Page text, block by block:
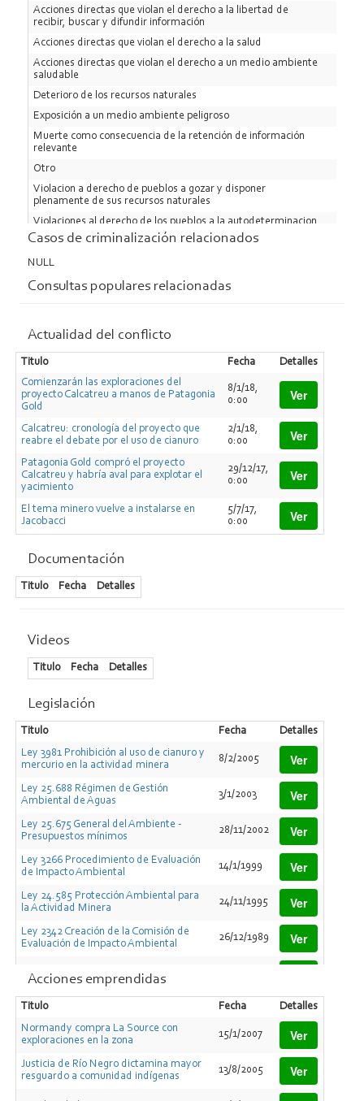
confirmó la contaminación con cadmio, un metal pesado. El
gobierno provincial rechazó el informe de impacto ambiental
(imprescindible para iniciar la etapa de construcción) de la
empresa. Y sancionó, motivada por la movilización de las
organizaciones sociales, la Ley 3981, que paralizó
momentáneamente la explotación del proyecto. Sin embargo,
Aquiline Resources advirtió que no se retirará del lugar. El actual
senador y aspirante a la gobernación de la provincia, Miguel
Pichetto, anunció públicamente que, de ganar las próximas
elecciones, una de sus primeras medidas será levantar la
prohibición al uso de cianuro.
Acciones directas que violan el derecho a la libertad de
recibir, buscar y difundir información
Acciones directas que violan el derecho a la salud
Acciones directas que violan el derecho a un medio ambiente
saludable
Deterioro de los recursos naturales
Exposición a un medio ambiente peligroso
Muerte como consecuencia de la retención de información
relevante
Otro
Violacion a derecho de pueblos a gozar y disponer
plenamente de sus recursos naturales
Violaciones al derecho de los pueblos a la autodeterminacion
Violaciones al derecho de los pueblos al desarrollo
Casos de criminalización relacionados
NULL
Consultas populares relacionadas
Actualidad del conflicto
Titulo Fecha
Detalles
Comienzarán las exploraciones del
proyecto Calcatreu a manos de Patagonia
Gold
8/1/18,
0:00
Ver
Calcatreu: cronología del proyecto que
reabre el debate por el uso de cianuro
2/1/18,
0:00
Ver
Patagonia Gold compró el proyecto
Calcatreu y habría aval para explotar el
yacimiento
29/12/17,
0:00
Ver
El tema minero vuelve a instalarse en
Jacobacci
5/7/17,
0:00
Ver
Documentación
Titulo Fecha Detalles
Videos
Titulo Fecha Detalles
Legislación
Titulo Fecha
Detalles
Ley 3981 Prohibición al uso de cianuro y
mercurio en la actividad minera
8/2/2005 Ver
Ley 25.688 Régimen de Gestión
Ambiental de Aguas
3/1/2003 Ver
Ley 25.675 General del Ambiente -
Presupuestos mínimos
28/11/2002 Ver
Ley 3266 Procedimiento de Evaluación
de Impacto Ambiental
14/1/1999 Ver
Ley 24.585 Protección Ambiental para
la Actividad Minera
24/11/1995 Ver
Ley 2342 Creación de la Comisión de
Evaluación de Impacto Ambiental
26/12/1989 Ver
Convenio 169 de la OIT
Ley 22.428 ? Decreto reglamentario
Suelos
Ver
Ley 20.284 sobre Preservación del aire
y contaminación atmosférica
Ver
Acciones emprendidas
Titulo Fecha
Detalles
Normandy compra La Source con
exploraciones en la zona
15/1/2007 Ver
Justicia de Río Negro dictamina mayor
resguardo a comunidad indígenas
13/8/2005 Ver